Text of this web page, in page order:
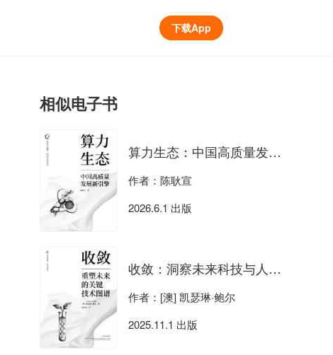
下载App
相似电子书
算力生态：中国高质量发展新引擎
作者：陈耿宣
2026.6.1 出版
收敛：洞察未来科技与人性的碰撞
作者：[澳] 凯瑟琳·鲍尔
2025.11.1 出版